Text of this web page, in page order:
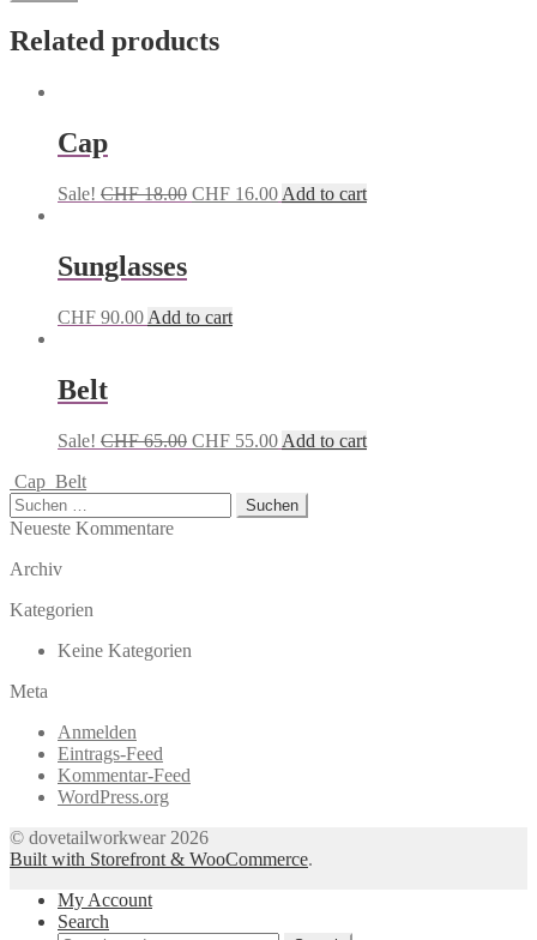
Related products
Cap
Sale! CHF18.00 CHF 16.00 Add to cart
Sunglasses
CHF 90.00 Add to cart
Belt
Sale! CHF65.00 CHF 55.00 Add to cart
Cap Belt
Suchen
nach:
Neueste Kommentare
Archiv
Kategorien
Keine Kategorien
Meta
Anmelden
Eintrags-Feed
Kommentar-Feed
WordPress.org
© dovetailworkwear 2026
Built with Storefront & WooCommerce.
My Account
Search